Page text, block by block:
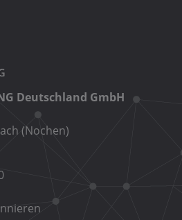
Deutschland GmbH
(Nochen)